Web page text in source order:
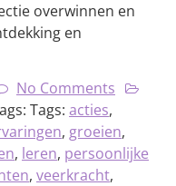
overwinnen en
en
No Comments
Tags: acties,
, groeien,
, leren, persoonlijke
, veerkracht,